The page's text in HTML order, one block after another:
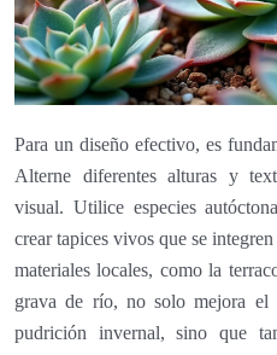
Para un diseño efectivo, es
Alterne diferentes alturas y
visual. Utilice especies
crear tapices vivos que se
materiales locales, como la
grava de río, no solo mejora el
pudrición invernal, sino que